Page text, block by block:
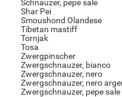
Schnauzer, pepe sale
Shar Pei
Smoushond Olandese
Tibetan mastiff
Tornjak
Tosa
Zwergpinscher
Zwergschnauzer, bianco
Zwergschnauzer, nero
Zwergschnauzer, nero
Zwergschnauzer, pepe sale